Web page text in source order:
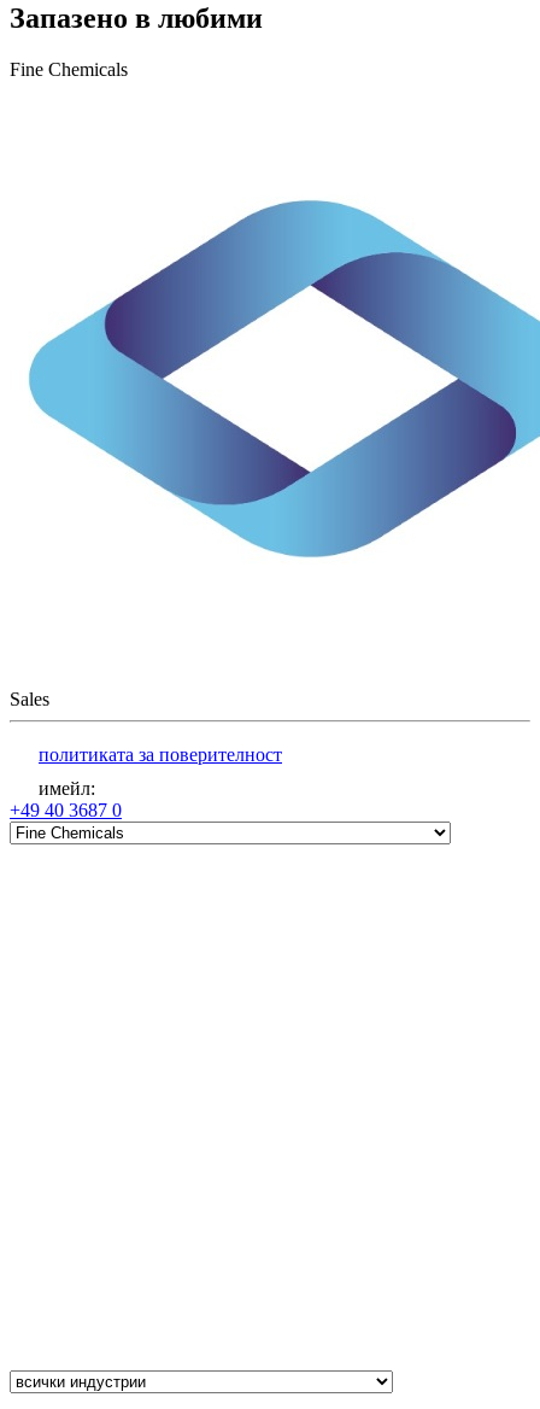
Запазено в любими
Fine Chemicals
Sales
политиката за поверителност
имейл:
+49 40 3687 0